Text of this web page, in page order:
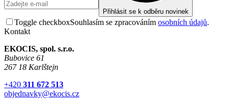
Přihlásit se k odběru novinek
Toggle checkboxSouhlasím se zpracováním osobních údajů.
Kontakt
EKOCIS, spol. s.r.o.
Bubovice 61
267 18 Karlštejn
+420 311 672 513
objednavky@ekocis.cz